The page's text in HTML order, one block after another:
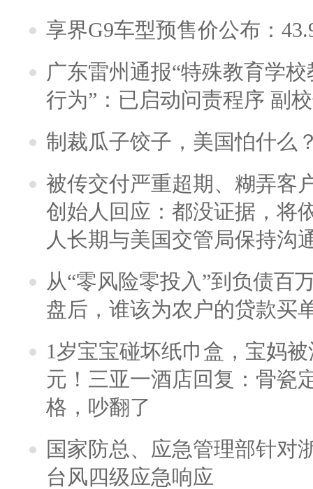
享界G9车型预售价公布：
广东雷州通报“特殊教育学
行为”：已启动问责程序 副
制裁瓜子饺子，美国怕什么
被传交付严重超期、糊弄客
创始人回应：都没证据，将
人长期与美国交管局保持沟
从“零风险零投入”到负债百
盘后，谁该为农户的贷款买
1岁宝宝碰坏纸巾盒，宝妈
元！三亚一酒店回复：骨瓷
格，吵翻了
国家防总、应急管理部针对
台风四级应急响应